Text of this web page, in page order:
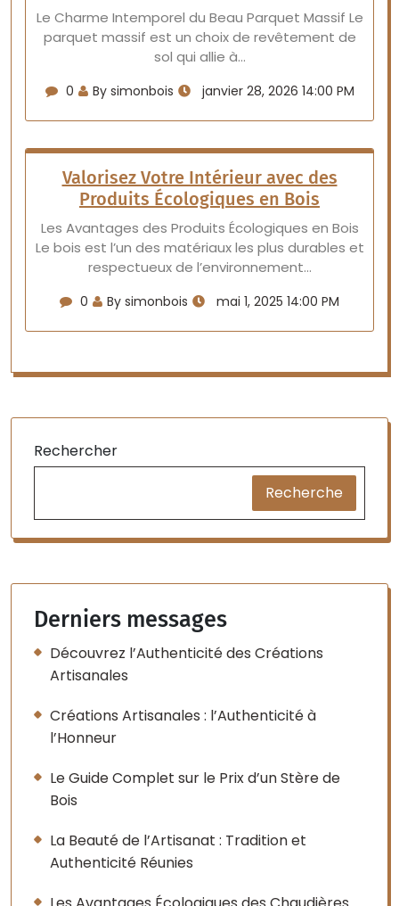
Le Charme Intemporel du Beau Parquet Massif Le
parquet massif est un choix de revêtement de
sol qui allie à…
0 By simonbois janvier 28, 2026 14:00 PM
Valorisez Votre Intérieur avec des
Produits Écologiques en Bois
Les Avantages des Produits Écologiques en Bois
Le bois est l’un des matériaux les plus durables et
respectueux de l’environnement…
0 By simonbois mai 1, 2025 14:00 PM
Rechercher
Recherche
Derniers messages
Découvrez l’Authenticité des Créations
Artisanales
Créations Artisanales : l’Authenticité à
l’Honneur
Le Guide Complet sur le Prix d’un Stère de
Bois
La Beauté de l’Artisanat : Tradition et
Authenticité Réunies